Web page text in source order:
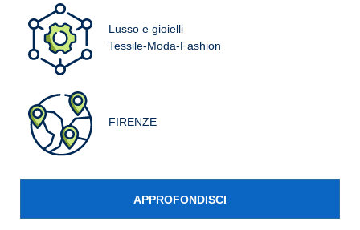
Lusso e gioielli
Tessile-Moda-Fashion
FIRENZE
APPROFONDISCI